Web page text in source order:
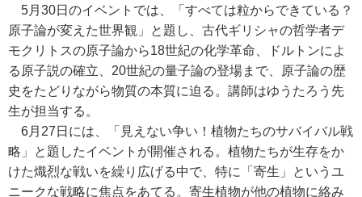
5月30日のイベントでは、「すべては粒からできている？
原子論が変えた世界観」と題し、古代ギリシャの哲学者デ
モクリトスの原子論から18世紀の化学革命、ドルトンによ
る原子説の確立、20世紀の量子論の登場まで、原子論の歴
史をたどりながら物質の本質に迫る。講師はゆうたろう先
生が担当する。
6月27日には、「見えない争い！植物たちのサバイバル戦
略」と題したイベントが開催される。植物たちが生存をか
けた熾烈な戦いを繰り広げる中で、特に「寄生」というユ
ニークな戦略に焦点をあてる。寄生植物が他の植物に絡み